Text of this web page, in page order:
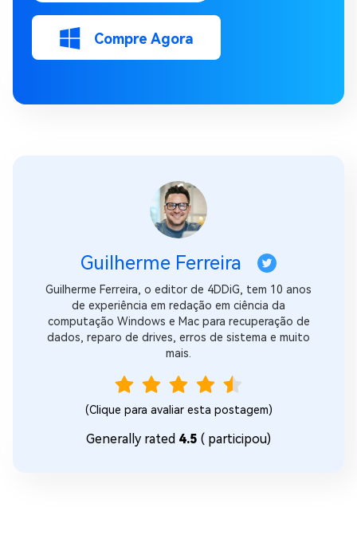
Compre Agora
Guilherme Ferreira
Guilherme Ferreira, o editor de 4DDiG, tem 10 anos
de experiência em redação em ciência da
computação Windows e Mac para recuperação de
dados, reparo de drives, erros de sistema e muito
mais.
(Clique para avaliar esta postagem)
Generally rated 4.5 ( participou)